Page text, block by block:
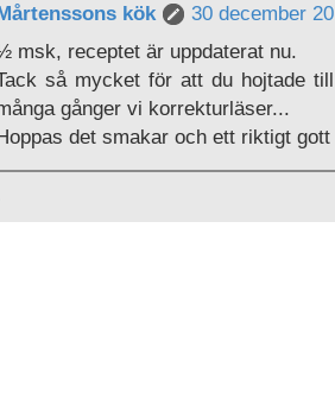
kök
30 december
msk, receptet är uppdaterat nu.
så mycket för att du hojtade
gånger vi korrekturläser...
det smakar och ett riktigt